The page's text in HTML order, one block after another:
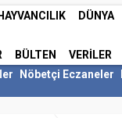
HAYVANCILIK DÜNYA
BÜLTEN VERILER
Nöbetçi Eczaneler